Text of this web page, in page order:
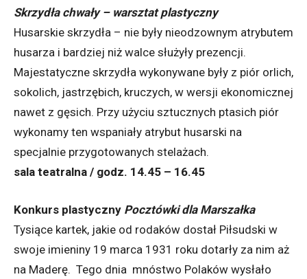
Skrzydła chwały – warsztat plastyczny
Husarskie skrzydła – nie były nieodzownym atrybutem
husarza i bardziej niż walce służyły prezencji.
Majestatyczne skrzydła wykonywane były z piór orlich,
sokolich, jastrzębich, kruczych, w wersji ekonomicznej
nawet z gęsich. Przy użyciu sztucznych ptasich piór
wykonamy ten wspaniały atrybut husarski na
specjalnie przygotowanych stelażach.
sala teatralna / godz. 14.45 – 16.45
Konkurs plastyczny Pocztówki dla Marszałka
Tysiące kartek, jakie od rodaków dostał Piłsudski w
swoje imieniny 19 marca 1931 roku dotarły za nim aż
na Maderę. Tego dnia mnóstwo Polaków wysłało